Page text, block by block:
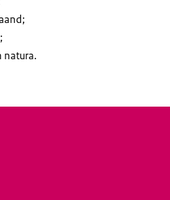
natura.